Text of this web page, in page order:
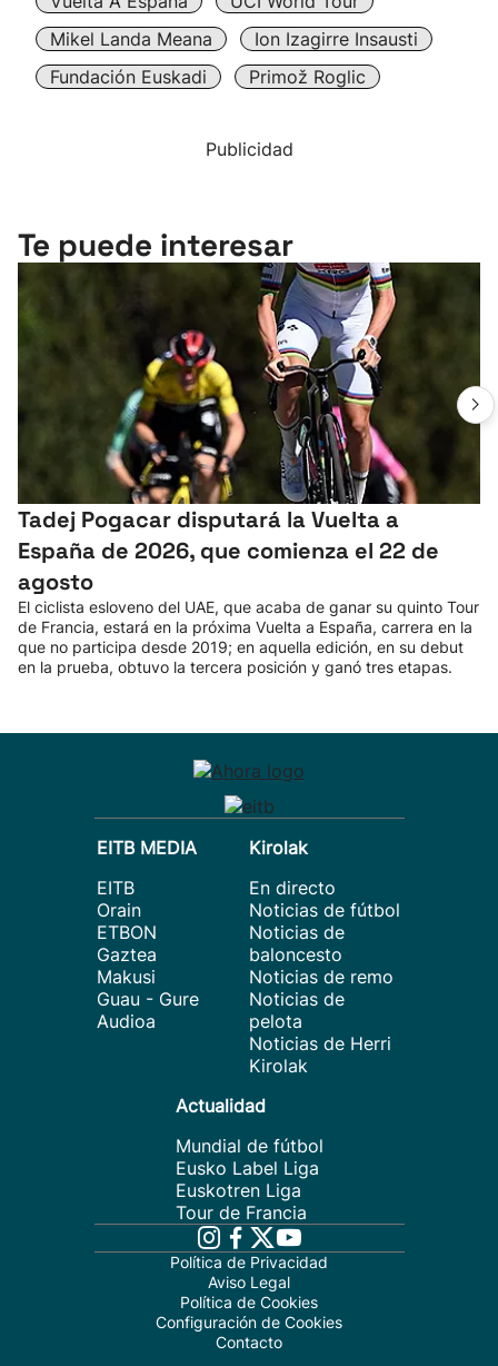
Mikel Landa Meana
Ion Izagirre Insausti
Fundación Euskadi
Primož Roglic
Publicidad
Te puede interesar
Tadej Pogacar disputará la Vuelta a
España de 2026, que comienza el 22 de
agosto
El ciclista esloveno del UAE, que acaba de ganar su quinto Tour
de Francia, estará en la próxima Vuelta a España, carrera en la
que no participa desde 2019; en aquella edición, en su debut
en la prueba, obtuvo la tercera posición y ganó tres etapas.
EITB MEDIA
EITB
Orain
ETBON
Gaztea
Makusi
Guau - Gure
Audioa
Kirolak
En directo
Noticias de fútbol
Noticias de
baloncesto
Noticias de remo
Noticias de
pelota
Noticias de Herri
Kirolak
Actualidad
Mundial de fútbol
Eusko Label Liga
Euskotren Liga
Tour de Francia
Política de Privacidad
Aviso Legal
Política de Cookies
Configuración de Cookies
Contacto